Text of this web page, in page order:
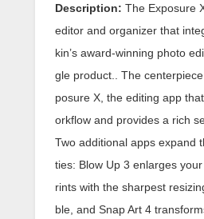
Description: The Exposure
editor and organizer that
kin’s award-winning photo
gle product.. The
posure X, the editing app
orkflow and provides a rich
Two additional apps expand
ties: Blow Up 3 enlarges
rints with the sharpest
ble, and Snap Art 4